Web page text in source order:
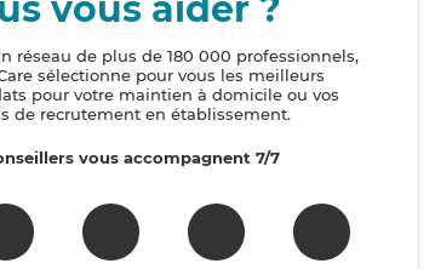
vous aider ?
réseau de plus de 180 000 professionnels,
sélectionne pour vous les meilleurs
pour votre maintien à domicile ou vos
de recrutement en établissement.
vous accompagnent 7/7